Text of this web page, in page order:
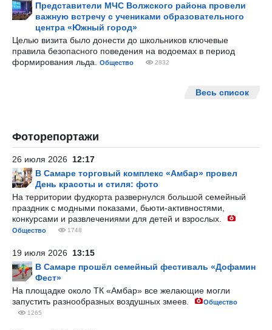
Представители МЧС Волжского района провели
важную встречу с учениками образовательного
центра «Южный город»
Целью визита было донести до школьников ключевые
правила безопасного поведения на водоемах в период
формирования льда.
Общество 2832
Весь список
Фоторепортажи
26 июля 2026 12:17
В Самаре торговый комплекс «Амбар» провел
День красоты и стиля: фото
На территории фудкорта развернулся большой семейный
праздник с модными показами, бьюти-активностями,
конкурсами и развлечениями для детей и взрослых.
Общество 1748
19 июля 2026 13:15
В Самаре прошёл семейный фестиваль «Дофамин
Фест»
На площадке около ТК «Амбар» все желающие могли
запустить разнообразных воздушных змеев.
Общество
1265